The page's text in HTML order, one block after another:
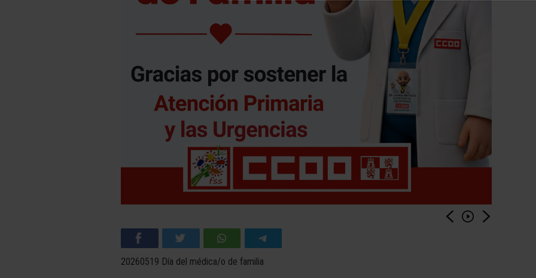
20260519 Día del médica/o de familia